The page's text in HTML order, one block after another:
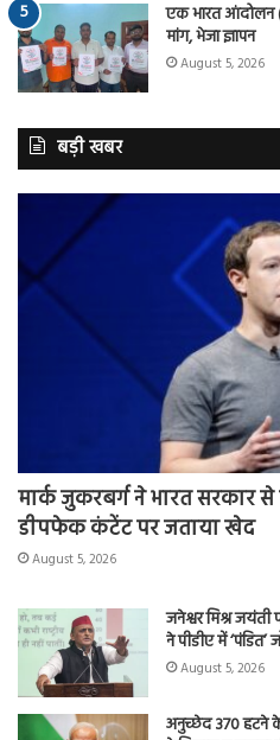
एक भारत आंदोलन
मांग, भेजा ज्ञापन
August 5, 2026
बड़ी खबर
मार्क जुकरबर्ग ने भारत सरकार
डीपफेक कंटेंट पर जताया खेद
August 5, 2026
जनेश्वर मिश्र
ने पीडीए में
August 5, 2026
अनुच्छेद 370 हटने